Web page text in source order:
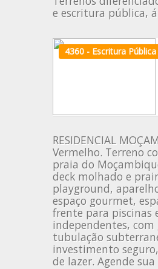
e escritura pública,
4360 - Escritura Pública
RESIDENCIAL
Vermelho. Terreno
praia do
deck molhado e
playground,
espaço gourmet,
frente para piscinas
independentes,
tubulação
investimento
de lazer. Agende sua